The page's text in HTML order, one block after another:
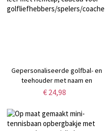
Gepersonaliseerde golfbal- en
teehouder met naam en
vlaggetje, opbergtas van PU-leer
golfliefhebbers/spelers/coaches
€ 24,98